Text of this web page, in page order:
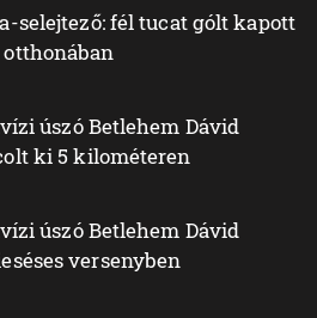
selejtező: fél tucat gólt kapott
otthonában
úszó Betlehem Dávid
ki 5 kilométeren
úszó Betlehem Dávid
versenyben